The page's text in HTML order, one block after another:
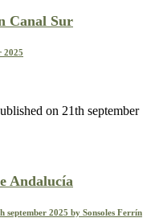
Canal Sur
2025
Andalucía
september 2025 by Sonsoles Ferrín